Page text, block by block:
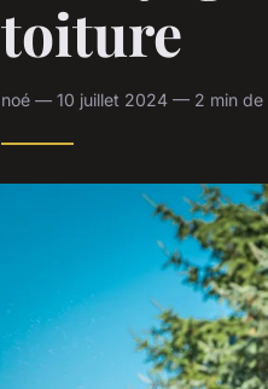
toiture
noé — 10 juillet 2024 — 2 min de